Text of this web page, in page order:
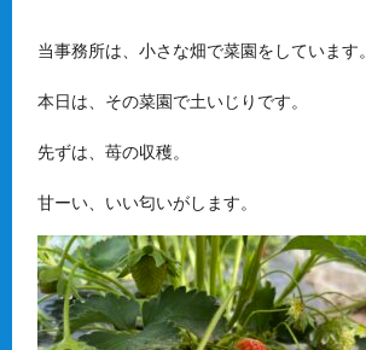
当事務所は、小さな畑で菜園をしています。
本日は、その菜園で土いじりです。
先ずは、苺の収穫。
甘ーい、いい匂いがします。